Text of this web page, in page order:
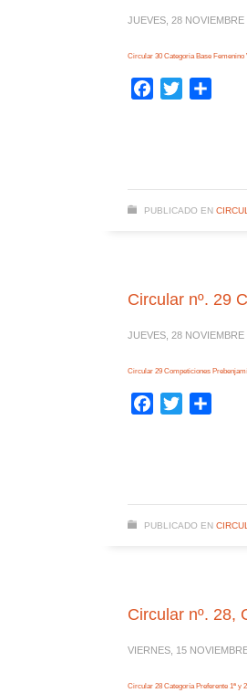
JUEVES, 28 NOVIEMBRE
Circular 30 Categoria Base Femenino
Facebook
Twitter
PUBLICADO EN
Circular nº. 29
JUEVES, 28 NOVIEMBRE
Circular 29 Competiciones
Facebook
Twitter
PUBLICADO EN
Circular nº. 28,
VIERNES, 15
Circular 28 Categoría Preferente 1ª y